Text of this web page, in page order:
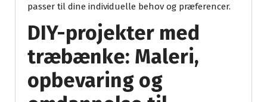
passer til dine individuelle behov og præferencer.
DIY-projekter med
træbænke: Maleri,
opbevaring og